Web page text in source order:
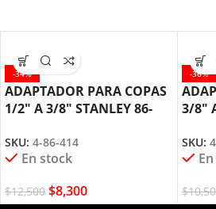
-34%
ADAPTADOR PARA COPAS
1/2″ A 3/8″ STANLEY 86-
SKU: 4-86-414
En stock
$12,500 $8,300
-36%
3/8″
SKU:
$